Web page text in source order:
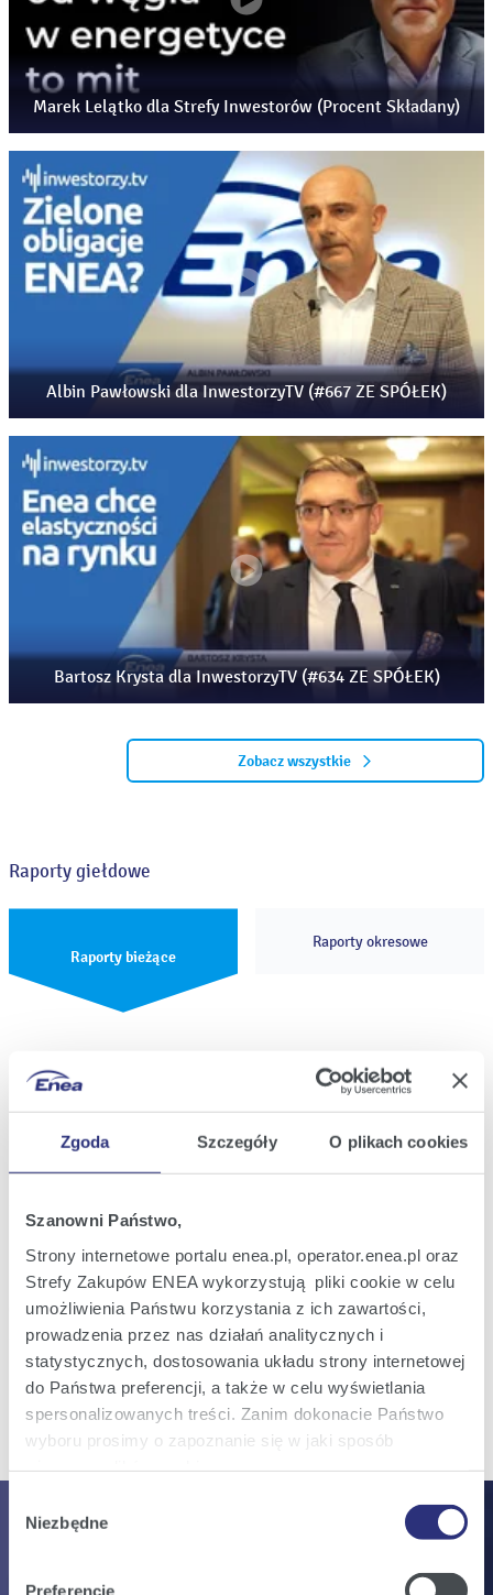
Zgoda Szczegóły O plikach cookies
Szanowni Państwo,
Strony internetowe portalu enea.pl, operator.enea.pl oraz
Strefy Zakupów ENEA wykorzystują pliki cookie w celu
umożliwienia Państwu korzystania z ich zawartości,
prowadzenia przez nas działań analitycznych i
statystycznych, dostosowania układu strony internetowej
do Państwa preferencji, a także w celu wyświetlania
spersonalizowanych treści. Zanim dokonacie Państwo
wyboru prosimy o zapoznanie się w jaki sposób
Szczegółowe informacje na ten temat znajdziecie
Polityce
zgody
Niezbędne
Preferencje
Marek Lelątko dla Strefy Inwestorów (Procent Składany)
Albin Pawłowski dla InwestorzyTV (#667 ZE SPÓŁEK)
Bartosz Krysta dla InwestorzyTV (#634 ZE SPÓŁEK)
Zobacz wszystkie
Raporty giełdowe
Raporty bieżące
Raporty okresowe
06
2026
20:32
Rezygnacja Członka Zarządu Enea S.A.
lip
2026
15:24
Raport bieżący nr 32/2026
Ogłoszenie przerwy w obradach
Nadzwyczajnego Walnego Zgromadzenia
Enea S.A.
Wszystkie raporty
Dlaczego zainwestować?